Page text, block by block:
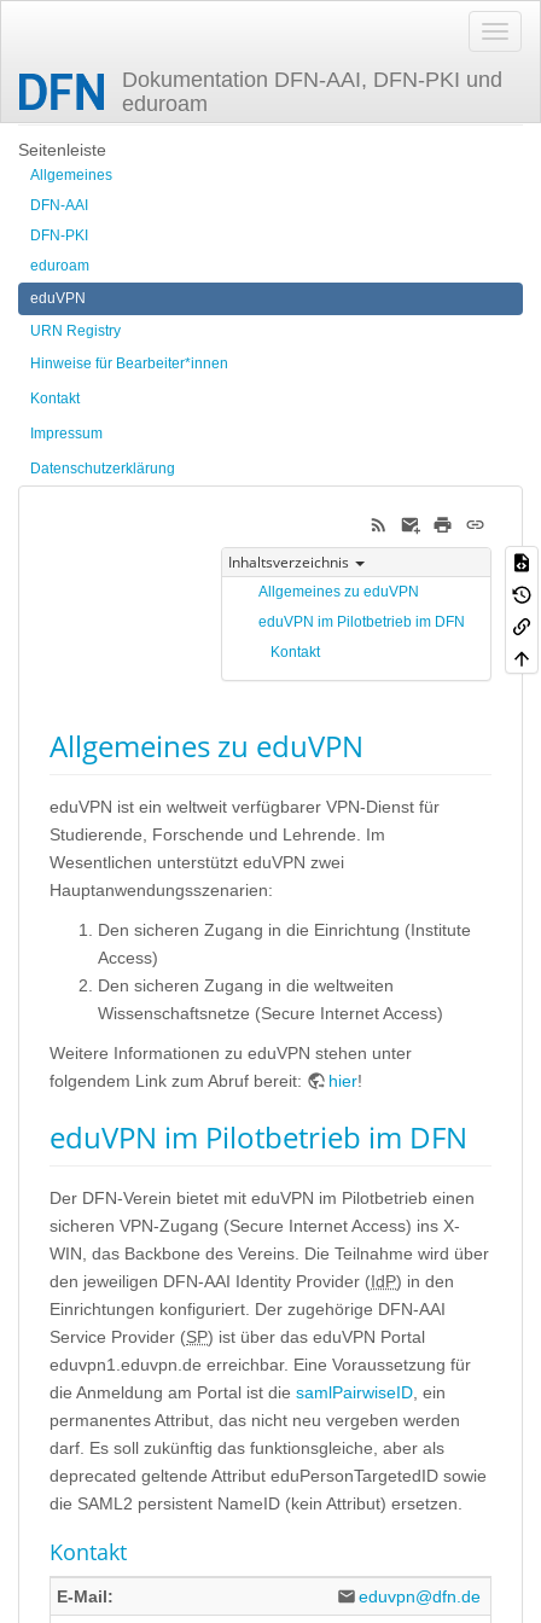
Dokumentation DFN-AAI, DFN-PKI und
eduroam
Zuletzt angesehen eduvpn
Seitenleiste
Allgemeines
DFN-AAI
DFN-PKI
eduroam
eduVPN
URN Registry
Hinweise für Bearbeiter*innen
Kontakt
Impressum
Datenschutzerklärung
Inhaltsverzeichnis
Allgemeines zu eduVPN
eduVPN im Pilotbetrieb im DFN
Kontakt
Allgemeines zu eduVPN
eduVPN ist ein weltweit verfügbarer VPN-Dienst für
Studierende, Forschende und Lehrende. Im
Wesentlichen unterstützt eduVPN zwei
Hauptanwendungsszenarien:
Den sicheren Zugang in die Einrichtung (Institute
Access)
Den sicheren Zugang in die weltweiten
Wissenschaftsnetze (Secure Internet Access)
Weitere Informationen zu eduVPN stehen unter
folgendem Link zum Abruf bereit:
hier!
eduVPN im Pilotbetrieb im DFN
Der DFN-Verein bietet mit eduVPN im Pilotbetrieb einen
sicheren VPN-Zugang (Secure Internet Access) ins X-
WIN, das Backbone des Vereins. Die Teilnahme wird über
den jeweiligen DFN-AAI Identity Provider (IdP) in den
Einrichtungen konfiguriert. Der zugehörige DFN-AAI
Service Provider (SP) ist über das eduVPN Portal
eduvpn1.eduvpn.de erreichbar. Eine Voraussetzung für
die Anmeldung am Portal ist die samlPairwiseID , ein
permanentes Attribut, das nicht neu vergeben werden
darf. Es soll zukünftig das funktionsgleiche, aber als
deprecated geltende Attribut eduPersonTargetedID sowie
die SAML2 persistent NameID (kein Attribut) ersetzen.
Kontakt
E-Mail: eduvpn@dfn.de